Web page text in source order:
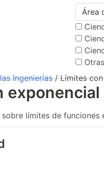
Área
Ingenierías/ Límites con
exponencial
límites de funciones